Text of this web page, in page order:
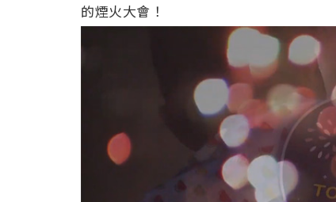
的煙火大會！